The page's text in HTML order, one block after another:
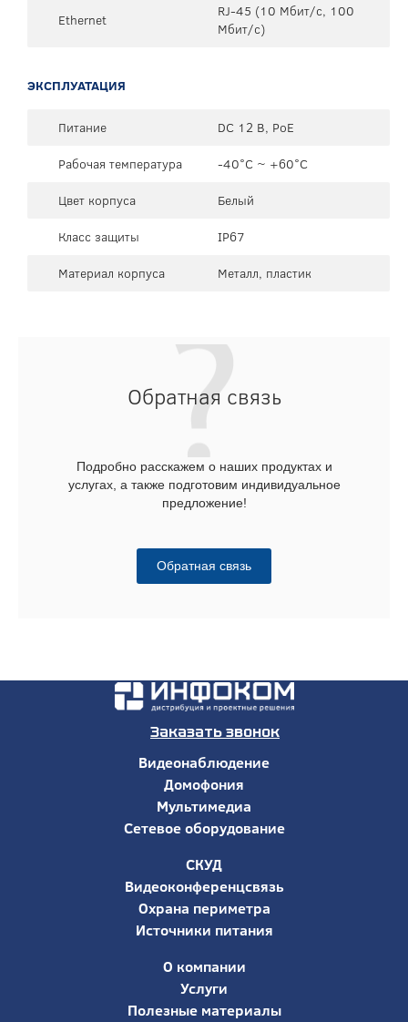
Ethernet
RJ-45 (10 Мбит/с, 100
Мбит/с)
ЭКСПЛУАТАЦИЯ
Питание
DC 12 В, PoE
Рабочая температура
-40°C ~ +60°C
Цвет корпуса
Белый
Класс защиты
IP67
Материал корпуса
Металл, пластик
Обратная связь
Подробно расскажем о наших продуктах и
услугах, а также подготовим индивидуальное
предложение!
Обратная связь
Заказать звонок
Видеонаблюдение
Домофония
Мультимедиа
Сетевое оборудование
СКУД
Видеоконференцсвязь
Охрана периметра
Источники питания
О компании
Услуги
Полезные материалы